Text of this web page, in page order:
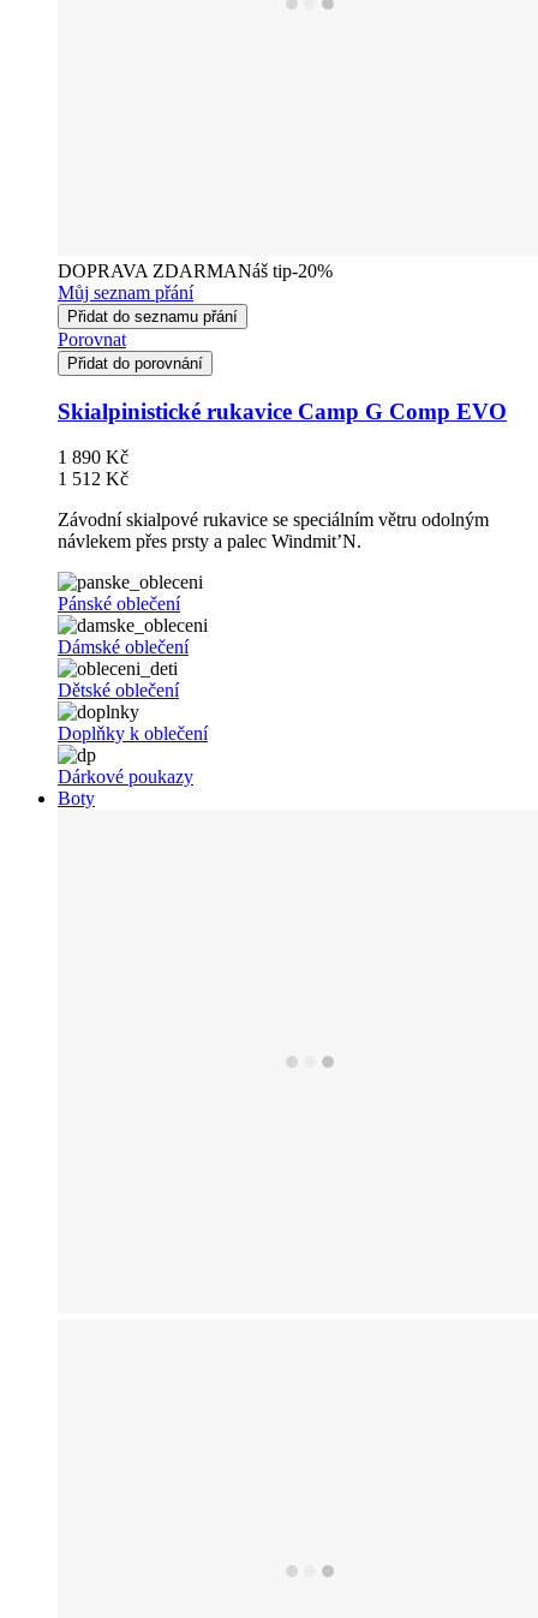
DOPRAVA ZDARMANáš tip-20%
Můj seznam přání
Přidat do seznamu přání
Porovnat
Přidat do porovnání
Skialpinistické rukavice Camp G Comp EVO
1 890 Kč
1 512 Kč
Závodní skialpové rukavice se speciálním větru odolným
návlekem přes prsty a palec Windmit’N.
Pánské oblečení
Dámské oblečení
Dětské oblečení
Doplňky k oblečení
Dárkové poukazy
Boty